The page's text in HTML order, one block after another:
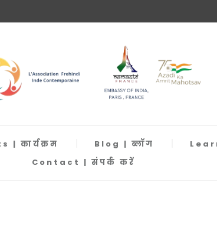
| कार्यक्रम Blog | ब्लॉग
Contact | संपर्क करें